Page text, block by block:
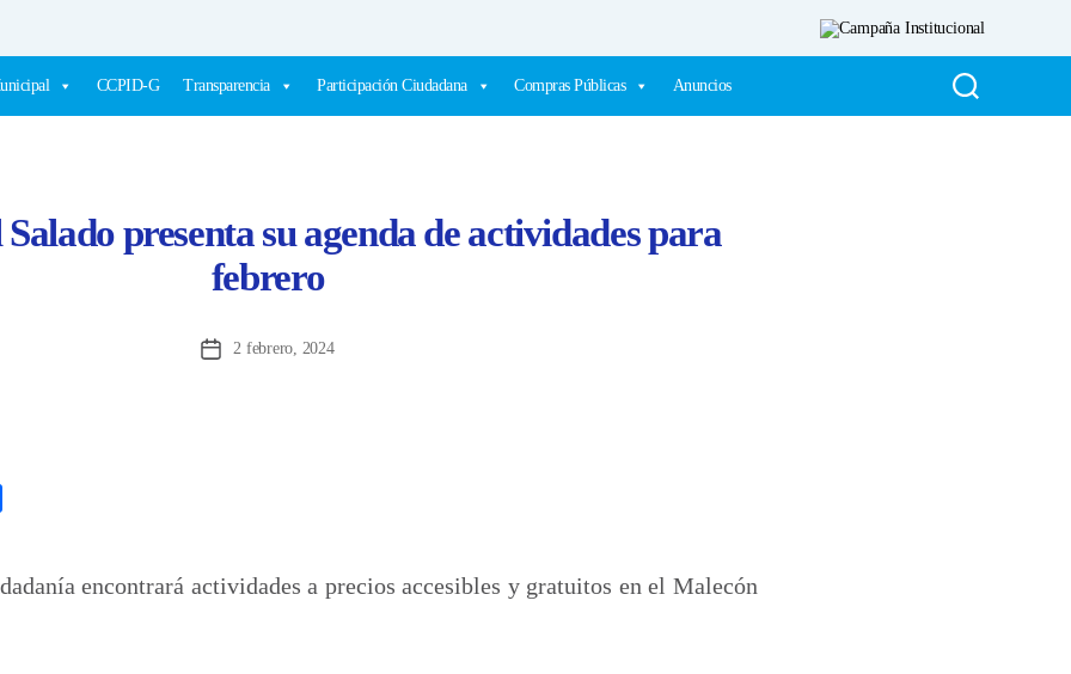
CCPID-G Transparencia Participación Ciudadana Compras Públicas Anuncios
presenta su agenda de actividades para
febrero
Fecha2 febrero, 2024
p
encontrará actividades a precios accesibles y gratuitos en el Malecón